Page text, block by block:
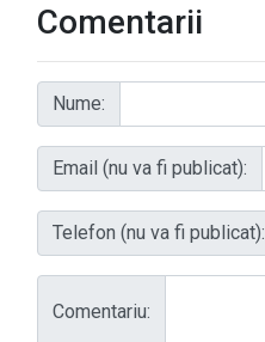
Comentarii
Nume:
Email (nu va fi publicat):
Telefon (nu va fi publicat):
Comentariu: